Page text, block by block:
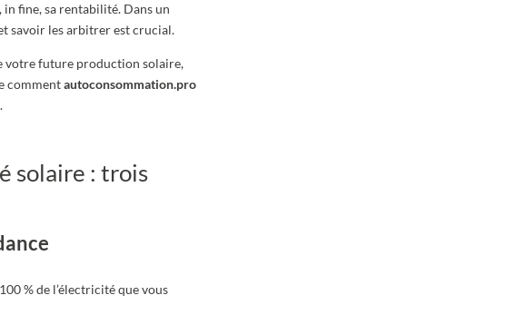
fine, sa rentabilité. Dans un
savoir les arbitrer est crucial.
votre future production solaire,
commentautoconsommation.pro
solaire : trois
% de l’électricité que vous